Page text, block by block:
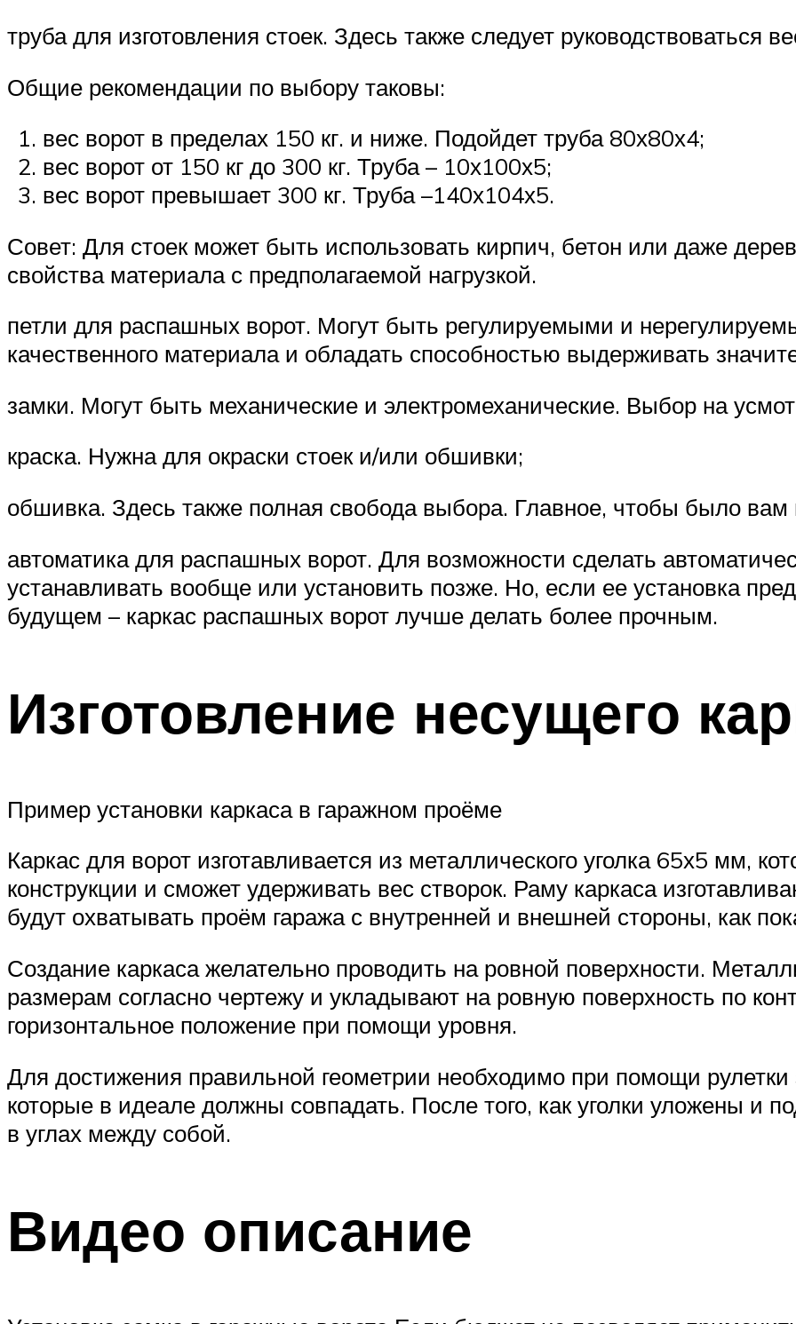
труба для изготовления стоек. Здесь также следует руководствоваться
Общие рекомендации по выбору таковы:
вес ворот в пределах 150 кг. и ниже. Подойдет труба 80х80х4;
вес ворот от 150 кг до 300 кг. Труба – 10х100х5;
вес ворот превышает 300 кг. Труба –140х104х5.
Совет: Для стоек может быть использовать кирпич, бетон или даже
свойства материала с предполагаемой нагрузкой.
петли для распашных ворот. Могут быть регулируемыми и
качественного материала и обладать способностью выдерживать
замки. Могут быть механические и электромеханические. Выбор на
краска. Нужна для окраски стоек и/или обшивки;
обшивка. Здесь также полная свобода выбора. Главное, чтобы было вам
автоматика для распашных ворот. Для возможности сделать
устанавливать вообще или установить позже. Но, если ее установка
будущем – каркас распашных ворот лучше делать более прочным.
Изготовление несущего
Пример установки каркаса в гаражном проёме
Каркас для ворот изготавливается из металлического уголка 65х5 мм,
конструкции и сможет удерживать вес створок. Раму каркаса
будут охватывать проём гаража с внутренней и внешней стороны, как
Создание каркаса желательно проводить на ровной поверхности.
размерам согласно чертежу и укладывают на ровную поверхность по
горизонтальное положение при помощи уровня.
Для достижения правильной геометрии необходимо при помощи
которые в идеале должны совпадать. После того, как уголки уложены и
в углах между собой.
Видео описание